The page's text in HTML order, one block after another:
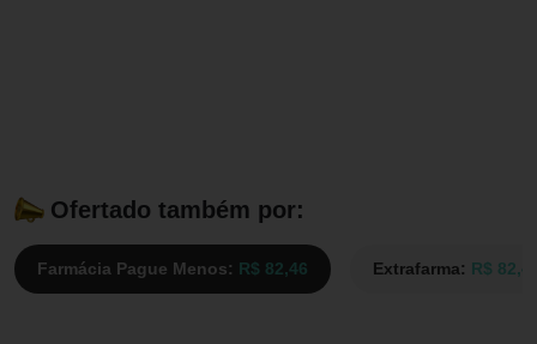
Ofertado também por:
Farmácia Pague Menos: R$ 82,46 Extrafarma: R$